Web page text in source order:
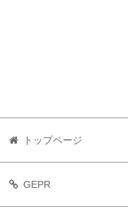
トップページ
GEPR